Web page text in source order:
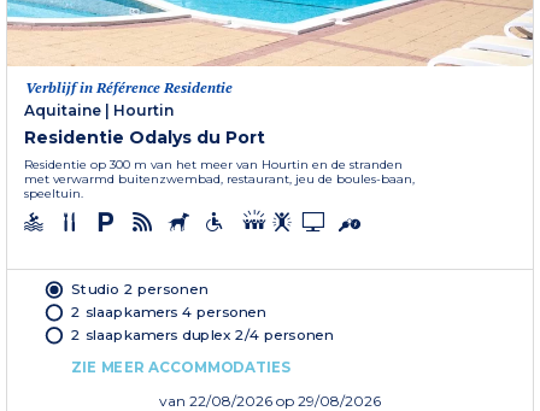
Verblijf in Référence Residentie
Aquitaine
Hourtin
Residentie Odalys du Port
Residentie op 300 m van het meer van Hourtin en de stranden
met verwarmd buitenzwembad, restaurant, jeu de boules-baan,
speeltuin.
Studio 2 personen
2 slaapkamers 4 personen
2 slaapkamers duplex 2/4 personen
ZIE MEER ACCOMMODATIES
van 22/08/2026 op 29/08/2026